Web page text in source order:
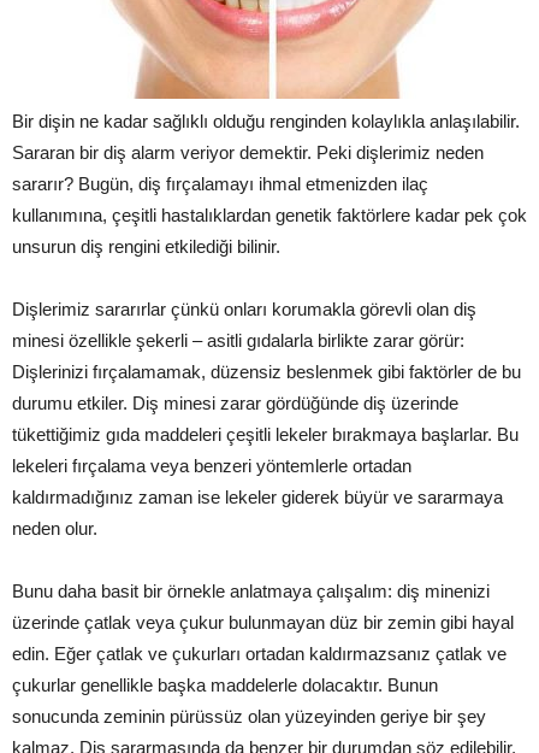
Bir dişin ne kadar sağlıklı olduğu renginden kolaylıkla anlaşılabilir.
Sararan bir diş alarm veriyor demektir. Peki dişlerimiz neden
sararır? Bugün, diş fırçalamayı ihmal etmenizden ilaç
kullanımına, çeşitli hastalıklardan genetik faktörlere kadar pek çok
unsurun diş rengini etkilediği bilinir.
Dişlerimiz sararırlar çünkü onları korumakla görevli olan diş
minesi özellikle şekerli – asitli gıdalarla birlikte zarar görür:
Dişlerinizi fırçalamamak, düzensiz beslenmek gibi faktörler de bu
durumu etkiler. Diş minesi zarar gördüğünde diş üzerinde
tükettiğimiz gıda maddeleri çeşitli lekeler bırakmaya başlarlar. Bu
lekeleri fırçalama veya benzeri yöntemlerle ortadan
kaldırmadığınız zaman ise lekeler giderek büyür ve sararmaya
neden olur.
Bunu daha basit bir örnekle anlatmaya çalışalım: diş minenizi
üzerinde çatlak veya çukur bulunmayan düz bir zemin gibi hayal
edin. Eğer çatlak ve çukurları ortadan kaldırmazsanız çatlak ve
çukurlar genellikle başka maddelerle dolacaktır. Bunun
sonucunda zeminin pürüssüz olan yüzeyinden geriye bir şey
kalmaz. Diş sararmasında da benzer bir durumdan söz edilebilir.